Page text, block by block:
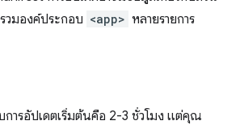
วมองค์ประกอบ <app> หลายรายการ
การอัปเดตเริ่มต้นคือ 2-3 ชั่วโมง แต่คุณ